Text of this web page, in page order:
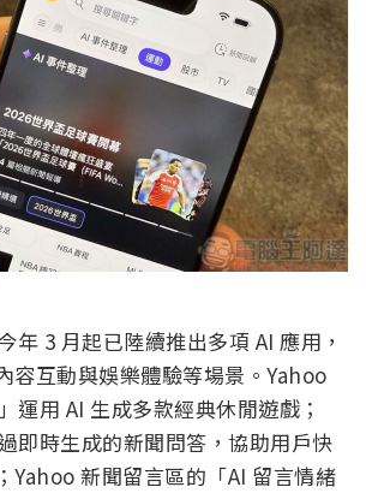
年 3 月起已陸續推出多項 AI 應用，
容互動與娛樂體驗等場景。Yahoo
運用 AI 生成多款經典休閒遊戲；
即時生成的新聞問答，協助用戶快
Yahoo 新聞留言區的「AI 留言情緒